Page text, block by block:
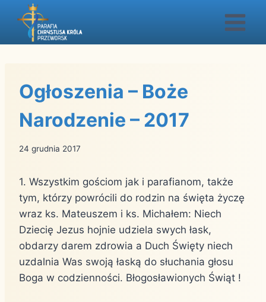
Przejdź
Ogłoszenia – Boże
Narodzenie – 2017
24 grudnia 2017
1. Wszystkim gościom jak i parafianom, także
tym, którzy powrócili do rodzin na święta życzę
wraz ks. Mateuszem i ks. Michałem: Niech
Dziecię Jezus hojnie udziela swych łask,
obdarzy darem zdrowia a Duch Święty niech
uzdalnia Was swoją łaską do słuchania głosu
Boga w codzienności. Błogosławionych Świąt !